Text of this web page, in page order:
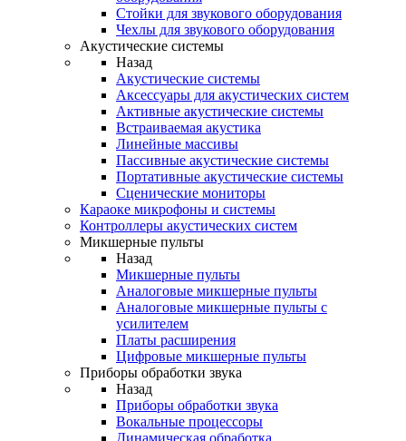
Стойки для звукового оборудования
Чехлы для звукового оборудования
Акустические системы
Назад
Акустические системы
Аксессуары для акустических систем
Активные акустические системы
Встраиваемая акустика
Линейные массивы
Пассивные акустические системы
Портативные акустические системы
Сценические мониторы
Караоке микрофоны и системы
Контроллеры акустических систем
Микшерные пульты
Назад
Микшерные пульты
Аналоговые микшерные пульты
Аналоговые микшерные пульты с
усилителем
Платы расширения
Цифровые микшерные пульты
Приборы обработки звука
Назад
Приборы обработки звука
Вокальные процессоры
Динамическая обработка